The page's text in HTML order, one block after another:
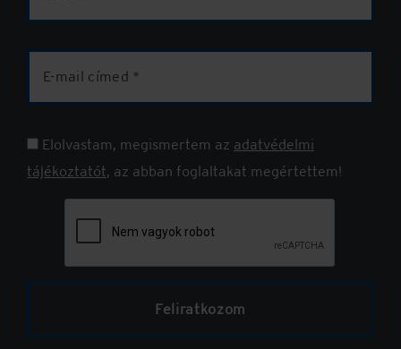
Elolvastam, megismertem az adatvédelmi
tájékoztatót, az abban foglaltakat megértettem!